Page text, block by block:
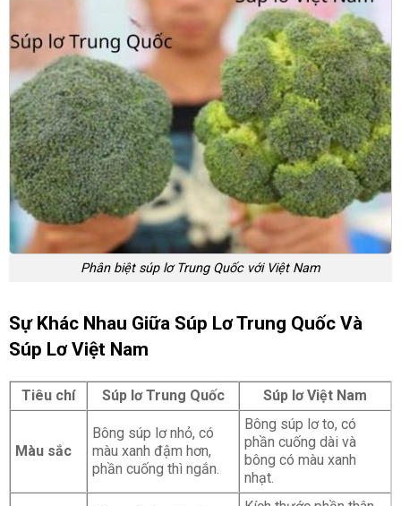
Phân biệt súp lơ Trung Quốc với Việt Nam
Sự Khác Nhau Giữa Súp Lơ Trung Quốc Và
Súp Lơ Việt Nam
Tiêu chí Súp lơ Trung Quốc Súp lơ Việt Nam
Màu sắc
Bông súp lơ nhỏ, có
màu xanh đậm hơn,
phần cuống thì ngắn.
Bông súp lơ to, có
phần cuống dài và
bông có màu xanh
nhạt.